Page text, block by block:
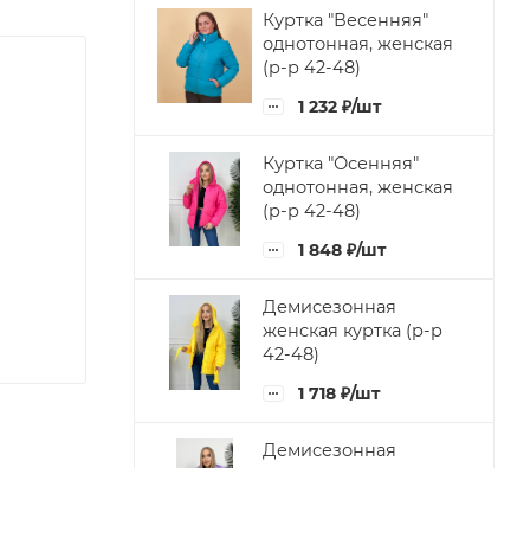
Куртка "Весенняя"
однотонная, женская
(р-р 42-48)
1 232 ₽/шт
Куртка "Осенняя"
однотонная, женская
(р-р 42-48)
1 848 ₽/шт
Демисезонная
женская куртка (р-р
42-48)
1 718 ₽/шт
Демисезонная